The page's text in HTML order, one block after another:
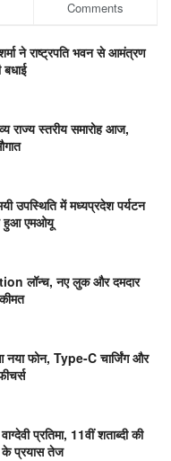
Comments
ने राष्ट्रपति भवन से आमंत्रण
बधाई
राज्य स्तरीय समारोह आज,
उपस्थिति में मध्यप्रदेश पर्यटन
हुआ एमओयू
लॉन्च, नए लुक और दमदार
फोन, Type-C चार्जिंग और
प्रतिमा, 11वीं शताब्दी की
के प्रयास तेज